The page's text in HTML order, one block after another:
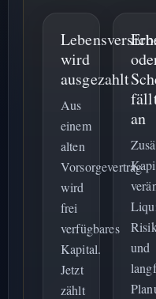
wird
ausgezahlt
Aus
einem
alten
Vorsorgevertrag
wird
frei
verfügbares
Kapital.
Jetzt
zählt
an
und